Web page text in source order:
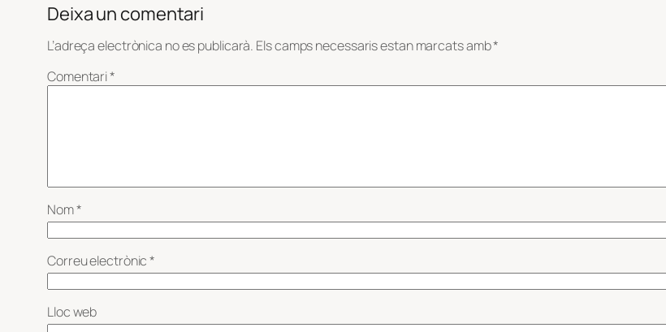
Deixa un comentari
L’adreça electrònica no es publicarà. Els camps necessaris estan marcats amb*
Comentari*
Nom*
Correu electrònic*
Lloc web